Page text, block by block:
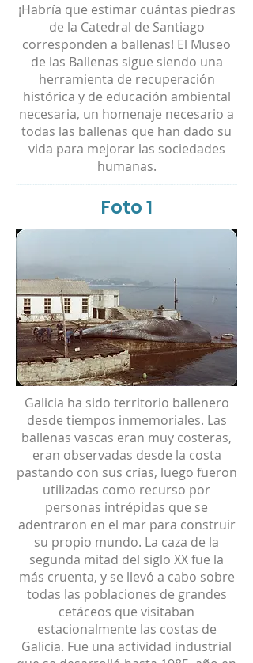
¡Habría que estimar cuántas piedras
de la Catedral de Santiago
corresponden a ballenas! El Museo
de las Ballenas sigue siendo una
herramienta de recuperación
histórica y de educación ambiental
necesaria, un homenaje necesario a
todas las ballenas que han dado su
vida para mejorar las sociedades
humanas.
Foto 1
Galicia ha sido territorio ballenero
desde tiempos inmemoriales. Las
ballenas vascas eran muy costeras,
eran observadas desde la costa
pastando con sus crías, luego fueron
utilizadas como recurso por
personas intrépidas que se
adentraron en el mar para construir
su propio mundo. La caza de la
segunda mitad del siglo XX fue la
más cruenta, y se llevó a cabo sobre
todas las poblaciones de grandes
cetáceos que visitaban
estacionalmente las costas de
Galicia. Fue una actividad industrial